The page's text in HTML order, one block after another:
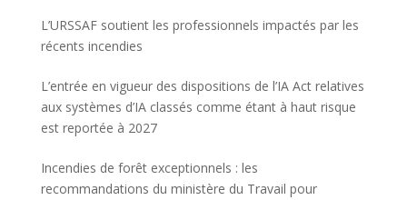
L’URSSAF soutient les professionnels impactés par les
récents incendies
L’entrée en vigueur des dispositions de l’IA Act relatives
aux systèmes d’IA classés comme étant à haut risque
est reportée à 2027
Incendies de forêt exceptionnels : les
recommandations du ministère du Travail pour